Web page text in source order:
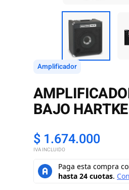
Amplificador
BAJO
$ 1.674.000
IVA INCLUIDO